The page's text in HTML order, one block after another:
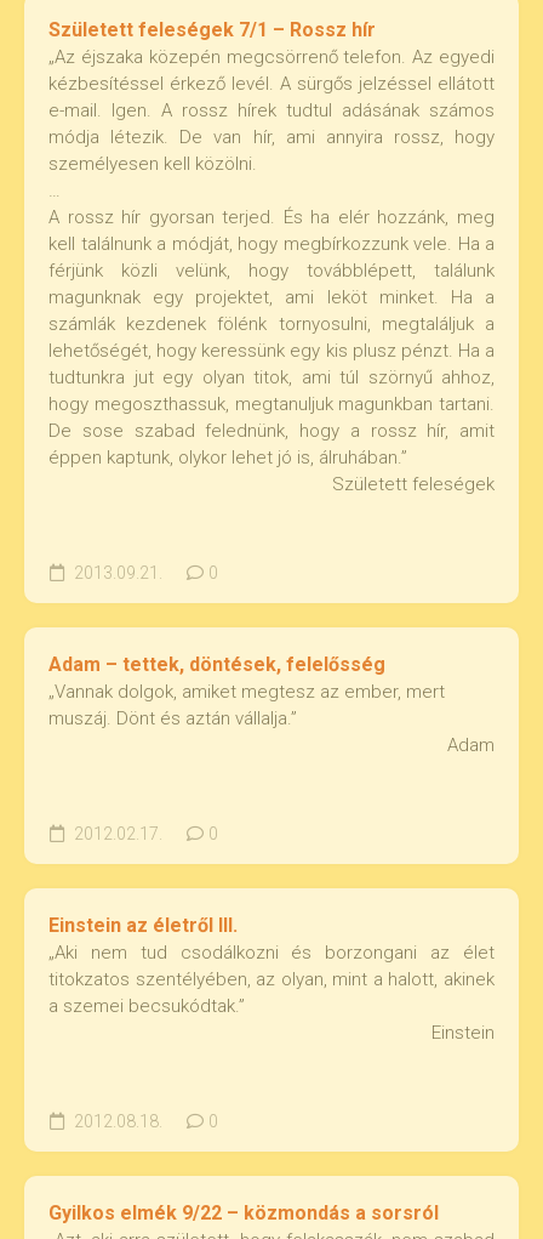
Született feleségek 7/1 – Rossz hír
„Az éjszaka közepén megcsörrenő telefon. Az egyedi
kézbesítéssel érkező levél. A sürgős jelzéssel ellátott
e-mail. Igen. A rossz hírek tudtul adásának számos
módja létezik. De van hír, ami annyira rossz, hogy
személyesen kell közölni.
…
A rossz hír gyorsan terjed. És ha elér hozzánk, meg
kell találnunk a módját, hogy megbírkozzunk vele. Ha a
férjünk közli velünk, hogy továbblépett, találunk
magunknak egy projektet, ami leköt minket. Ha a
számlák kezdenek fölénk tornyosulni, megtaláljuk a
lehetőségét, hogy keressünk egy kis plusz pénzt. Ha a
tudtunkra jut egy olyan titok, ami túl szörnyű ahhoz,
hogy megoszthassuk, megtanuljuk magunkban tartani.
De sose szabad felednünk, hogy a rossz hír, amit
éppen kaptunk, olykor lehet jó is, álruhában.”
Született feleségek
2013.09.21. 0
Adam – tettek, döntések, felelősség
„Vannak dolgok, amiket megtesz az ember, mert
muszáj. Dönt és aztán vállalja.”
Adam
2012.02.17. 0
Einstein az életről III.
„Aki nem tud csodálkozni és borzongani az élet
titokzatos szentélyében, az olyan, mint a halott, akinek
a szemei becsukódtak.”
Einstein
2012.08.18. 0
Gyilkos elmék 9/22 – közmondás a sorsról